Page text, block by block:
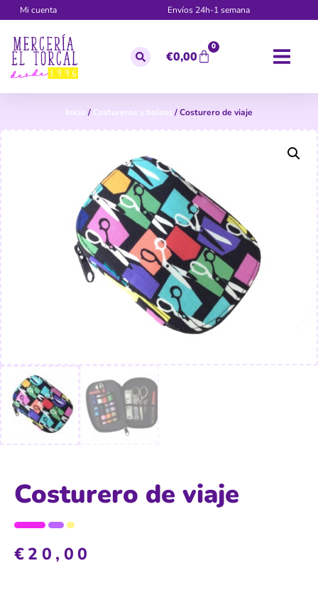
Mi cuenta Envíos 24h-1 semana
€0,00
0
Inicio / Costureros y bolsos / Costurero de viaje
Costurero de viaje
€20,00